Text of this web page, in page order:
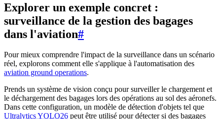
Explorer un exemple concret :
surveillance de la gestion des bagages
dans l'aviation#
Pour mieux comprendre l'impact de la surveillance dans un scénario
réel, explorons comment elle s'applique à l'automatisation des
aviation ground operations.
Prends un système de vision conçu pour surveiller le chargement et
le déchargement des bagages lors des opérations au sol des aéronefs.
Dans cette configuration, un modèle de détection d'objets tel que
Ultralytics YOLO26 peut être utilisé pour détecter si des bagages